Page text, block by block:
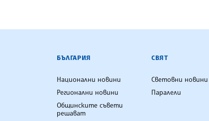
БЪЛГАРСКА ТЕЛЕГРАФНА
БЪЛГАРИЯ
Национални новини
Регионални новини
Общинските съвети
решават
СВЯТ
Световни новини
Паралели